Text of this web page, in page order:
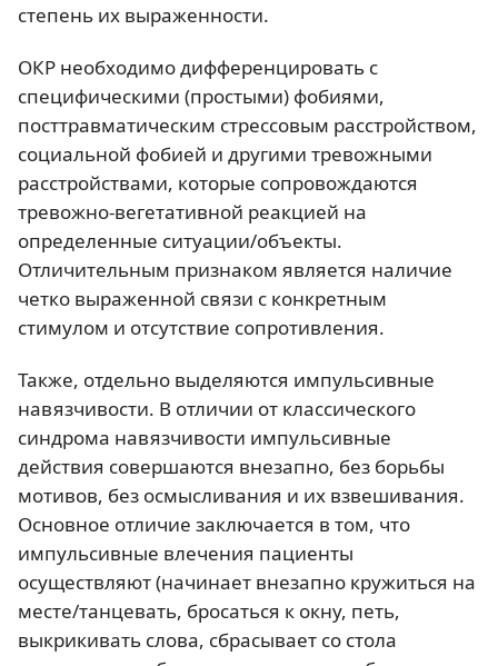
степень их выраженности.
ОКР необходимо дифференцировать с
специфическими (простыми) фобиями,
посттравматическим стрессовым расстройством,
социальной фобией и другими тревожными
расстройствами, которые сопровождаются
тревожно-вегетативной реакцией на
определенные ситуации/объекты.
Отличительным признаком является наличие
четко выраженной связи с конкретным
стимулом и отсутствие сопротивления.
Также, отдельно выделяются импульсивные
навязчивости. В отличии от классического
синдрома навязчивости импульсивные
действия совершаются внезапно, без борьбы
мотивов, без осмысливания и их взвешивания.
Основное отличие заключается в том, что
импульсивные влечения пациенты
осуществляют (начинает внезапно кружиться на
месте/танцевать, бросаться к окну, петь,
выкрикивать слова, сбрасывает со стола